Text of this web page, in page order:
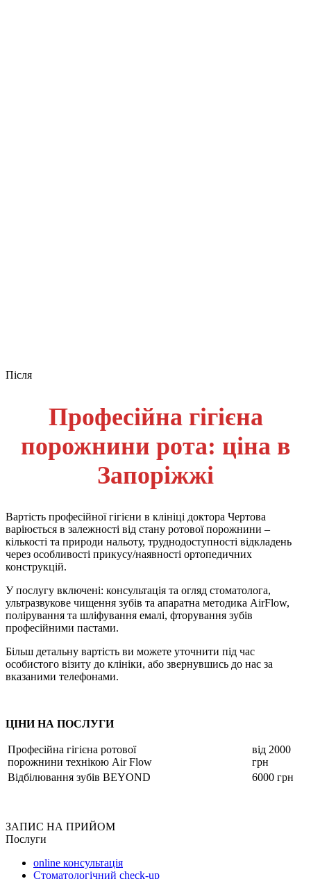
Після
Професійна гігієна
порожнини рота: ціна в
Запоріжжі
Вартість професійної гігієни в клініці доктора Чертова
варіюється в залежності від стану ротової порожнини –
кількості та природи нальоту, труднодоступності відкладень
через особливості прикусу/наявності ортопедичних
конструкцій.
У послугу включені: консультація та огляд стоматолога,
ультразвукове чищення зубів та апаратна методика AirFlow,
полірування та шліфування емалі, фторування зубів
професійними пастами.
Більш детальну вартість ви можете уточнити під час
особистого візиту до клініки, або звернувшись до нас за
вказаними телефонами.
ЦІНИ НА ПОСЛУГИ
Професійна гігієна ротової
порожнини технікою Air Flow
від 2000
грн
Відбілювання зубів BEYOND
6000 грн
ЗАПИС НА ПРИЙОМ
Послуги
online консультація
Стоматологічний check-up